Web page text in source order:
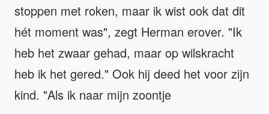
stoppen met roken, maar ik wist ook dat dit
hét moment was", zegt Herman erover. "Ik
heb het zwaar gehad, maar op wilskracht
heb ik het gered." Ook hij deed het voor zijn
kind. "Als ik naar mijn zoontje